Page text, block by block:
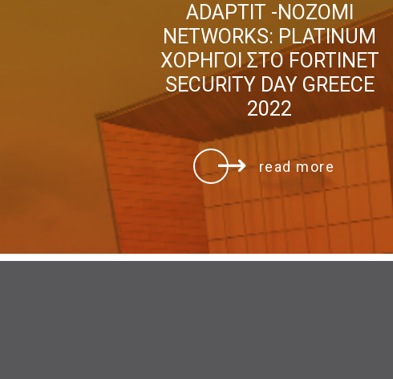
ADAPTIT -NOZOMI
NETWORKS: PLATINUM
ΧΟΡΗΓΟΙ ΣΤΟ FORTINET
SECURITY DAY GREECE
2022
read more